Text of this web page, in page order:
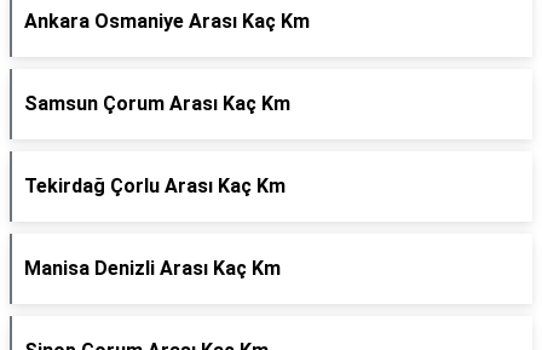
Ankara Osmaniye Arası Kaç Km
Samsun Çorum Arası Kaç Km
Tekirdağ Çorlu Arası Kaç Km
Manisa Denizli Arası Kaç Km